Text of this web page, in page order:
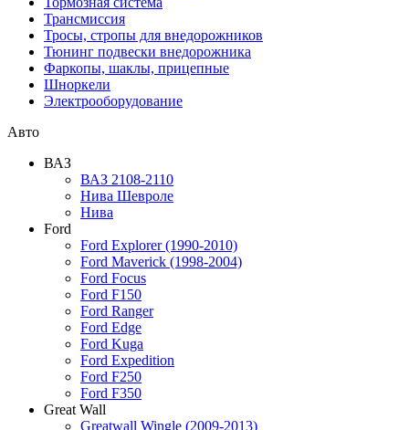
Трансмиссия
Тросы, стропы для внедорожников
Тюнинг подвески внедорожника
Фаркопы, шаклы, прицепные
Шноркели
Электрооборудование
Авто
ВАЗ
ВАЗ 2108-2110
Нива Шевроле
Нива
Ford
Ford Explorer (1990-2010)
Ford Maverick (1998-2004)
Ford Focus
Ford F150
Ford Ranger
Ford Edge
Ford Kuga
Ford Expedition
Ford F250
Ford F350
Great Wall
Greatwall Wingle (2009-2013)